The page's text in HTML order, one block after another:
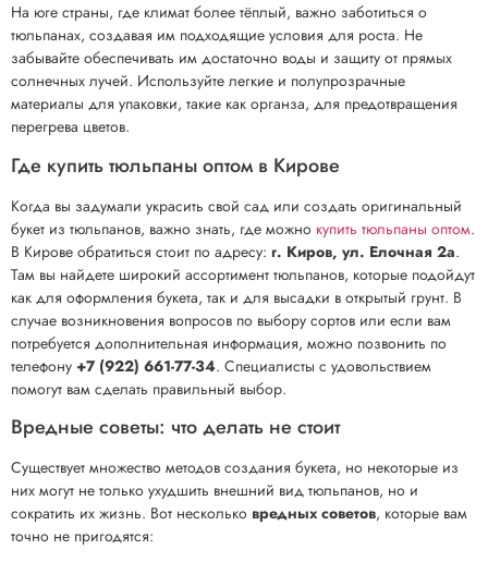
На юге страны, где климат более тёплый, важно заботиться о
тюльпанах, создавая им подходящие условия для роста. Не
забывайте обеспечивать им достаточно воды и защиту от прямых
солнечных лучей. Используйте легкие и полупрозрачные
материалы для упаковки, такие как органза, для предотвращения
перегрева цветов.
Где купить тюльпаны оптом в Кирове
Когда вы задумали украсить свой сад или создать оригинальный
букет из тюльпанов, важно знать, где можно купить тюльпаны оптом.
В Кирове обратиться стоит по адресу: г. Киров, ул. Елочная 2а.
Там вы найдете широкий ассортимент тюльпанов, которые подойдут
как для оформления букета, так и для высадки в открытый грунт. В
случае возникновения вопросов по выбору сортов или если вам
потребуется дополнительная информация, можно позвонить по
телефону +7 (922) 661-77-34. Специалисты с удовольствием
помогут вам сделать правильный выбор.
Вредные советы: что делать не стоит
Существует множество методов создания букета, но некоторые из
них могут не только ухудшить внешний вид тюльпанов, но и
сократить их жизнь. Вот несколько вредных советов, которые вам
точно не пригодятся: